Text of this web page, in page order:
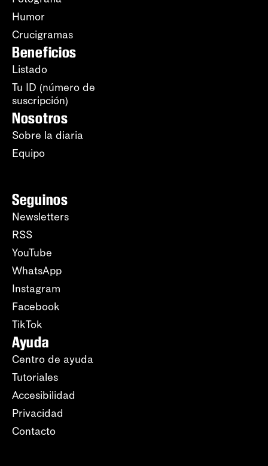
Humor
Crucigramas
Beneficios
Listado
Tu ID (número de
suscripción)
Nosotros
Sobre la diaria
Equipo
Seguinos
Newsletters
RSS
YouTube
WhatsApp
Instagram
Facebook
TikTok
Ayuda
Centro de ayuda
Tutoriales
Accesibilidad
Privacidad
Contacto